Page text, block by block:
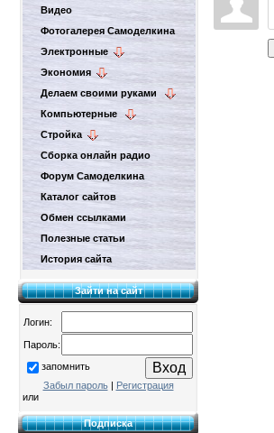
Видео
Фотогалерея Самоделкина
Электронные
Экономия
Делаем своими руками
Компьютерные
Стройка
Сборка онлайн радио
Форум Самоделкина
Каталог сайтов
Обмен ссылками
Полезные статьи
История сайта
Зайти на сайт
Логин:
Пароль:
запомнить
Забыл пароль| Регистрация
или
Подписка